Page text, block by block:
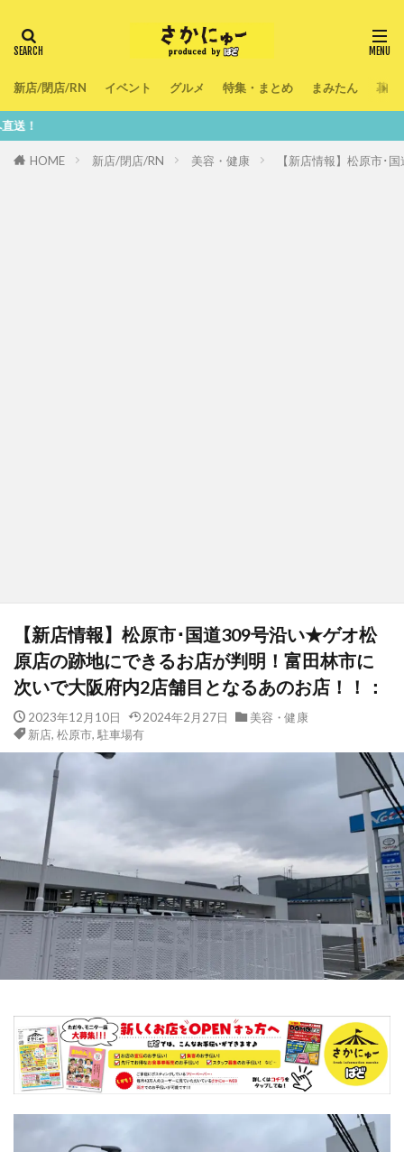
新店/閉店/RN イベント グルメ 特集・まとめ まみたん 暮ら
HOME 新店/閉店/RN 美容・健康 【新店情報】松原市･
【新店情報】松原市･国道309号沿い★ゲオ松
原店の跡地にできるお店が判明！富田林市に
次いで大阪府内2店舗目となるあのお店！！：
2023年12月10日 2024年2月27日
美容・健康
新店, 松原市, 駐車場有